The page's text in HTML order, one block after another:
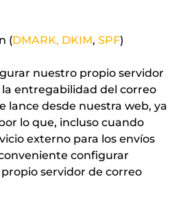
(DMARK, DKIM, SPF)
nuestro propio servidor
entregabilidad del correo
lance desde nuestra web, ya
lo que, incluso cuando
externo para los envíos
configurar
servidor de correo